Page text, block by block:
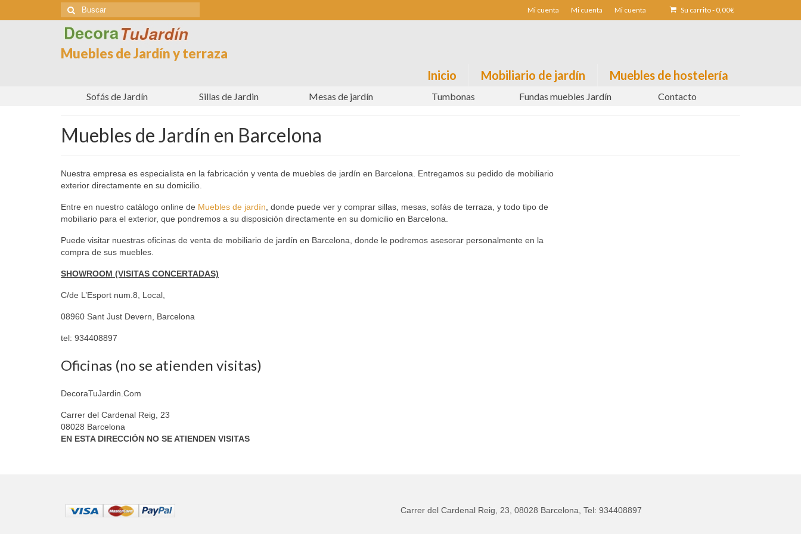
Mi cuenta Mi cuenta Mi cuenta Su carrito- 0,00€
Buscar
por:
Muebles de Jardín y terraza
Inicio Mobiliario de jardín Muebles de hostelería
Sofás de Jardín Sillas de Jardin Mesas de jardín Tumbonas Fundas muebles Jardín Contacto
Muebles de Jardín en Barcelona
Nuestra empresa es especialista en la fabricación y venta de muebles de jardín en Barcelona. Entregamos su pedido de mobiliario
exterior directamente en su domicilio.
Entre en nuestro catálogo online de Muebles de jardín , donde puede ver y comprar sillas, mesas, sofás de terraza, y todo tipo de
mobiliario para el exterior, que pondremos a su disposición directamente en su domicilio en Barcelona.
Puede visitar nuestras oficinas de venta de mobiliario de jardín en Barcelona, donde le podremos asesorar personalmente en la
compra de sus muebles.
SHOWROOM (VISITAS CONCERTADAS)
C/de L’Esport num.8, Local,
08960 Sant Just Devern, Barcelona
tel: 934408897
Oficinas (no se atienden visitas)
DecoraTuJardin.Com
Carrer del Cardenal Reig, 23
08028 Barcelona
EN ESTA DIRECCIÓN NO SE ATIENDEN VISITAS
Carrer del Cardenal Reig, 23, 08028 Barcelona, Tel: 934408897